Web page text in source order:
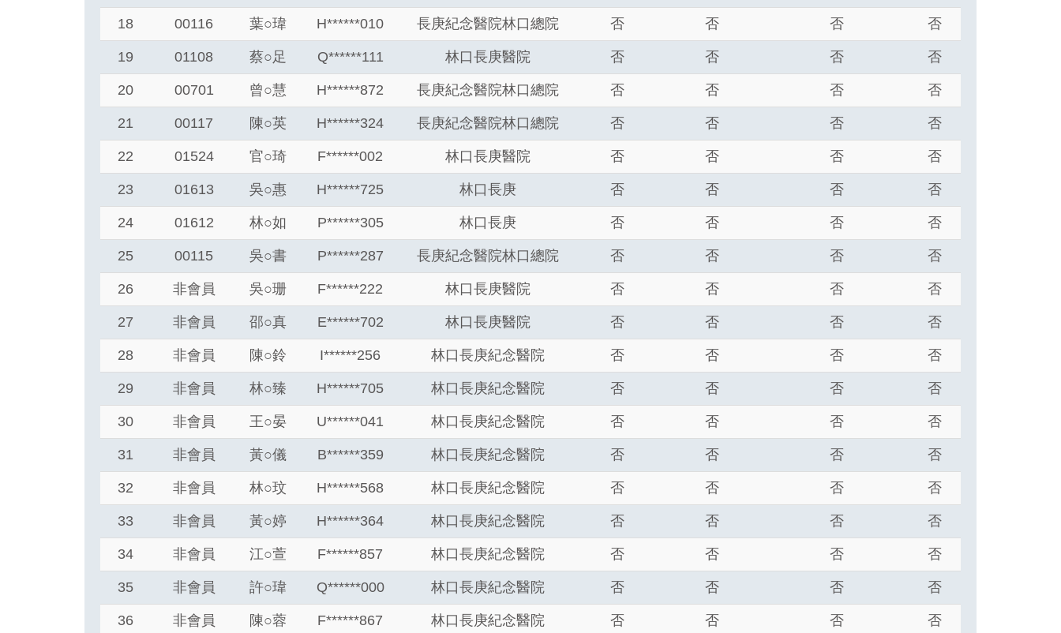
18 00116 葉○瑋 H******010 長庚紀念醫院林口總院 否 否 否 否
19 01108 蔡○足 Q******111 林口長庚醫院 否 否 否 否
20 00701 曾○慧 H******872 長庚紀念醫院林口總院 否 否 否 否
21 00117 陳○英 H******324 長庚紀念醫院林口總院 否 否 否 否
22 01524 官○琦 F******002 林口長庚醫院 否 否 否 否
23 01613 吳○惠 H******725 林口長庚 否 否 否 否
24 01612 林○如 P******305 林口長庚 否 否 否 否
25 00115 吳○書 P******287 長庚紀念醫院林口總院 否 否 否 否
26 非會員 吳○珊 F******222 林口長庚醫院 否 否 否 否
27 非會員 邵○真 E******702 林口長庚醫院 否 否 否 否
28 非會員 陳○鈴 I******256 林口長庚紀念醫院 否 否 否 否
29 非會員 林○臻 H******705 林口長庚紀念醫院 否 否 否 否
30 非會員 王○晏 U******041 林口長庚紀念醫院 否 否 否 否
31 非會員 黃○儀 B******359 林口長庚紀念醫院 否 否 否 否
32 非會員 林○玟 H******568 林口長庚紀念醫院 否 否 否 否
33 非會員 黃○婷 H******364 林口長庚紀念醫院 否 否 否 否
34 非會員 江○萱 F******857 林口長庚紀念醫院 否 否 否 否
35 非會員 許○瑋 Q******000 林口長庚紀念醫院 否 否 否 否
36 非會員 陳○蓉 F******867 林口長庚紀念醫院 否 否 否 否